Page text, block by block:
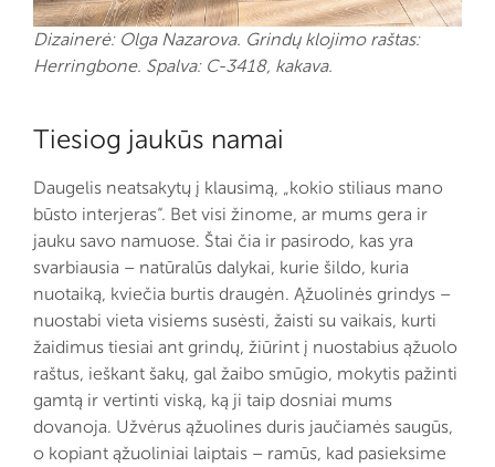
Dizainerė: Olga Nazarova. Grindų klojimo raštas:
Herringbone. Spalva: C-3418, kakava.
Tiesiog jaukūs namai
Daugelis neatsakytų į klausimą, „kokio stiliaus mano
būsto interjeras“. Bet visi žinome, ar mums gera ir
jauku savo namuose. Štai čia ir pasirodo, kas yra
svarbiausia – natūralūs dalykai, kurie šildo, kuria
nuotaiką, kviečia burtis draugėn. Ąžuolinės grindys –
nuostabi vieta visiems susėsti, žaisti su vaikais, kurti
žaidimus tiesiai ant grindų, žiūrint į nuostabius ąžuolo
raštus, ieškant šakų, gal žaibo smūgio, mokytis pažinti
gamtą ir vertinti viską, ką ji taip dosniai mums
dovanoja. Užvėrus ąžuolines duris jaučiamės saugūs,
o kopiant ąžuoliniai laiptais – ramūs, kad pasieksime